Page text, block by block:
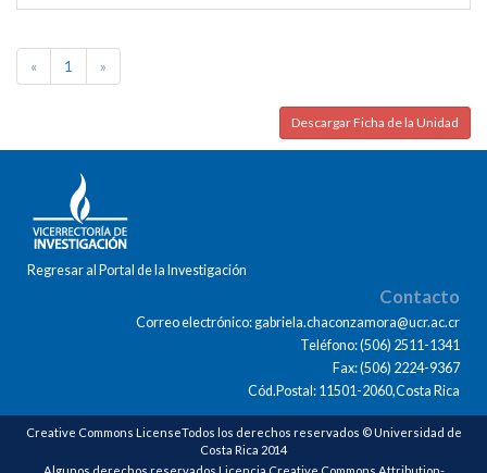
« 1 »
Descargar Ficha de la Unidad
Regresar al Portal de la Investigación
Contacto
Correo electrónico: gabriela.chaconzamora@ucr.ac.cr
Teléfono: (506) 2511-1341
Fax: (506) 2224-9367
Cód.Postal: 11501-2060,Costa Rica
Creative Commons LicenseTodos los derechos reservados © Universidad de
Costa Rica 2014